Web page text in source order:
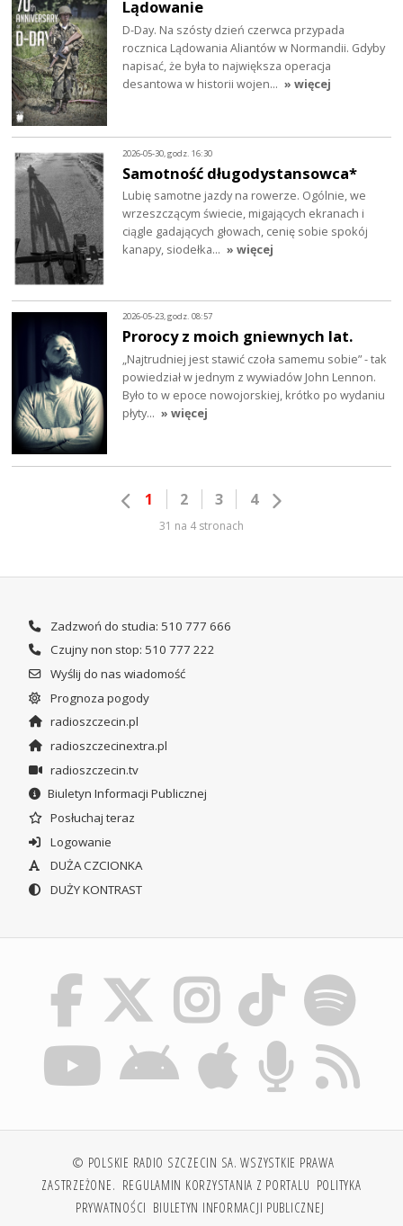
Lądowanie
D-Day. Na szósty dzień czerwca przypada
rocznica Lądowania Aliantów w Normandii. Gdyby
napisać, że była to największa operacja
desantowa w historii wojen… » więcej
2026-05-30, godz. 16:30
Samotność długodystansowca*
Lubię samotne jazdy na rowerze. Ogólnie, we
wrzeszczącym świecie, migających ekranach i
ciągle gadających głowach, cenię sobie spokój
kanapy, siodełka… » więcej
2026-05-23, godz. 08:57
Prorocy z moich gniewnych lat.
„Najtrudniej jest stawić czoła samemu sobie” - tak
powiedział w jednym z wywiadów John Lennon.
Było to w epoce nowojorskiej, krótko po wydaniu
płyty… » więcej
1 2 3 4
31 na 4 stronach
Zadzwoń do studia: 510 777 666
Czujny non stop: 510 777 222
Wyślij do nas wiadomość
Prognoza pogody
radioszczecin.pl
radioszczecinextra.pl
radioszczecin.tv
Biuletyn Informacji Publicznej
Posłuchaj teraz
Logowanie
DUŻA CZCIONKA
DUŻY KONTRAST
© POLSKIE RADIO SZCZECIN SA. WSZYSTKIE PRAWA
ZASTRZEŻONE. REGULAMIN KORZYSTANIA Z PORTALU POLITYKA
PRYWATNOŚCI BIULETYN INFORMACJI PUBLICZNEJ